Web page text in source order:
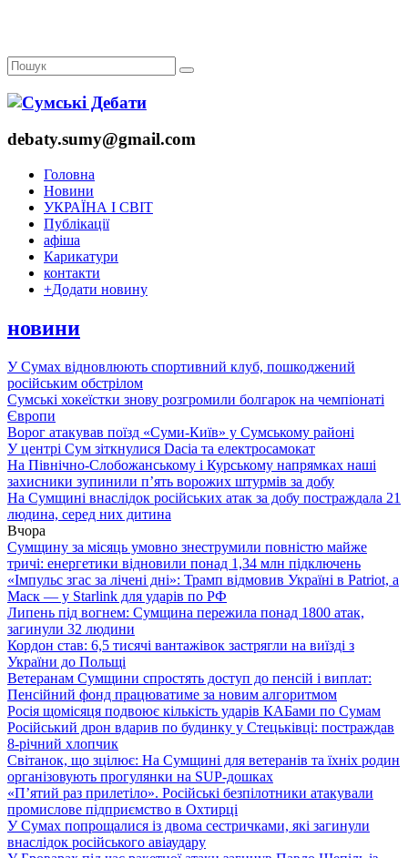
debaty.sumy@gmail.com
Головна
Новини
УКРАЇНА І СВІТ
Публікації
афіша
Карикатури
контакти
+Додати новину
новини
У Сумах відновлюють спортивний клуб, пошкоджений
російським обстрілом
Сумські хокеїстки знову розгромили болгарок на чемпіонаті
Європи
Ворог атакував поїзд «Суми-Київ» у Сумському районі
У центрі Сум зіткнулися Dacia та електросамокат
На Північно-Слобожанському і Курському напрямках наші
захисники зупинили п’ять ворожих штурмів за добу
На Сумщині внаслідок російських атак за добу постраждала 21
людина, серед них дитина
Вчора
Сумщину за місяць умовно знеструмили повністю майже
тричі: енергетики відновили понад 1,34 млн підключень
«Імпульс згас за лічені дні»: Трамп відмовив Україні в Patriot, а
Маск — у Starlink для ударів по РФ
Липень під вогнем: Сумщина пережила понад 1800 атак,
загинули 32 людини
Кордон став: 6,5 тисячі вантажівок застрягли на виїзді з
України до Польщі
Ветеранам Сумщини спростять доступ до пенсій і виплат:
Пенсійний фонд працюватиме за новим алгоритмом
Росія щомісяця подвоює кількість ударів КАБами по Сумам
Російський дрон вдарив по будинку у Стецьківці: постраждав
8-річний хлопчик
Світанок, що зцілює: На Сумщині для ветеранів та їхніх родин
організовують прогулянки на SUP-дошках
«П’ятий раз прилетіло». Російські безпілотники атакували
промислове підприємство в Охтирці
У Сумах попрощалися із двома сестричками, які загинули
внаслідок російського авіаудару